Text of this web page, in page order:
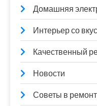
Домашняя
Интерьер со
Качественный
Новости
Советы в